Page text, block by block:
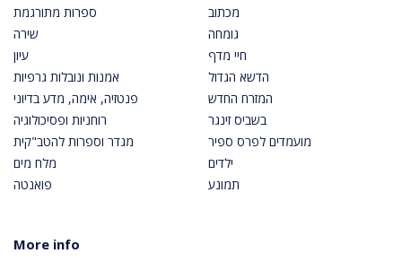
ספרות מתורגמת
שירה
עיון
אמנות ונובלות גרפיות
פנטזיה, אימה, מדע בדיוני
רוחניות ופסיכולוגיה
מגדר וספרות להטב"קית
מלח מים
פואנטה
מכתוב
גומחה
חיי מדף
הדשא הגדול
המזרח החדש
בשביס זינגר
מועמדים לפרס ספיר
ילדים
תמונע
More info